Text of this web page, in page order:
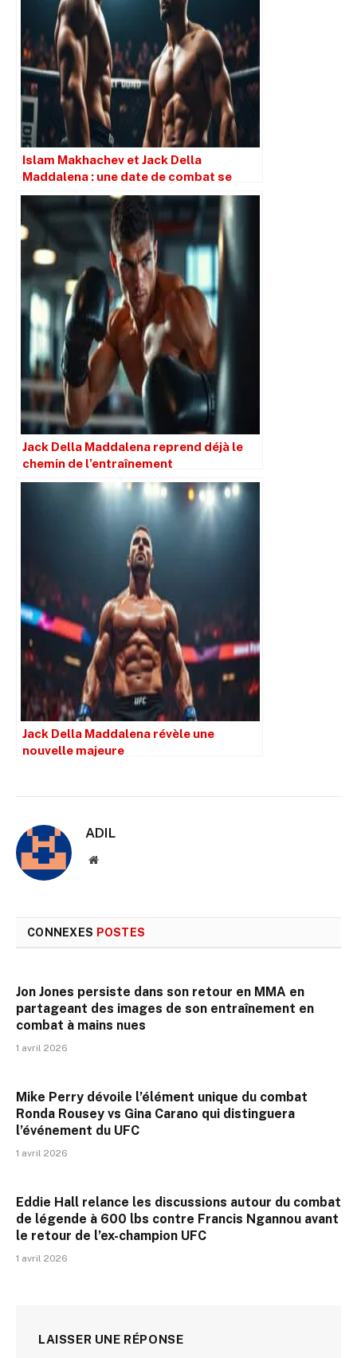
Islam Makhachev et Jack Della
Maddalena : une date de combat se
profile à l’horizon
Jack Della Maddalena reprend déjà le
chemin de l’entraînement
Jack Della Maddalena révèle une
nouvelle majeure
ADIL
Site
CONNEXES POSTES
Jon Jones persiste dans son retour en MMA en
partageant des images de son entraînement en
combat à mains nues
1 avril 2026
Mike Perry dévoile l’élément unique du combat
Ronda Rousey vs Gina Carano qui distinguera
l’événement du UFC
1 avril 2026
Eddie Hall relance les discussions autour du combat
de légende à 600 lbs contre Francis Ngannou avant
le retour de l’ex-champion UFC
1 avril 2026
LAISSER UNE RÉPONSE